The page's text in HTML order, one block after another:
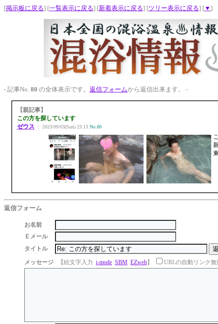
[掲示板に戻る] [一覧表示に戻る] [新着表示に戻る] [ツリー表示に戻る] [▼ ]
- 記事No. 80 の全体表示です。 返信フォームから返信出来ます。 -
【親記事】
この方を探しています
ゼウス ： 2023/09/03(Sun) 23:13 No.80
返信フォーム
お名前
Ｅメール
タイトル
メッセージ
【絵文字入力 i-mode SBM EZweb】 URLの自動リンク無